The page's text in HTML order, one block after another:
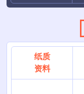
纸质
资料